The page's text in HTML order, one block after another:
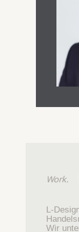
Work.
L-
Wir